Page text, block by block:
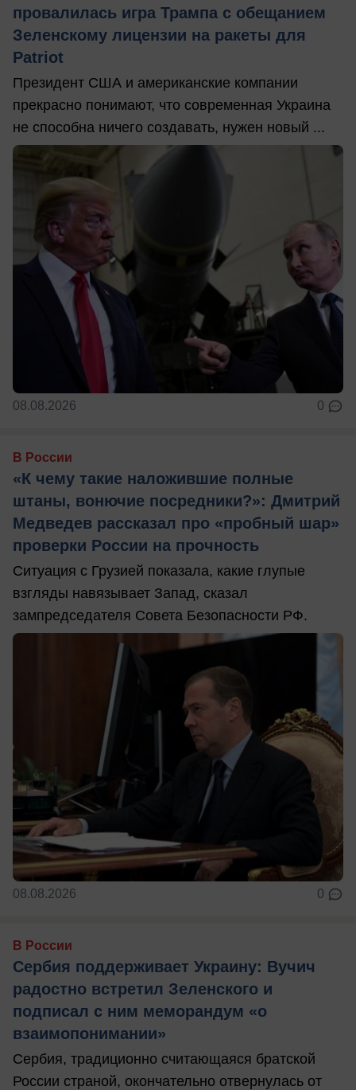
провалилась игра Трампа с обещанием
Зеленскому лицензии на ракеты для
Patriot
Президент США и американские компании
прекрасно понимают, что современная Украина
не способна ничего создавать, нужен новый ...
08.08.2026 0
В России
«К чему такие наложившие полные
штаны, вонючие посредники?»: Дмитрий
Медведев рассказал про «пробный шар»
проверки России на прочность
Ситуация с Грузией показала, какие глупые
взгляды навязывает Запад, сказал
зампредседателя Совета Безопасности РФ.
08.08.2026 0
В России
Сербия поддерживает Украину: Вучич
радостно встретил Зеленского и
подписал с ним меморандум «о
взаимопонимании»
Сербия, традиционно считающаяся братской
России страной, окончательно отвернулась от